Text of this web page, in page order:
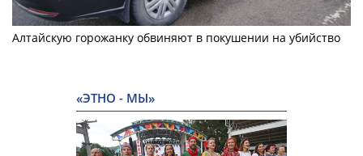
Алтайскую горожанку обвиняют в покушении на убийство
«ЭТНО - МЫ»